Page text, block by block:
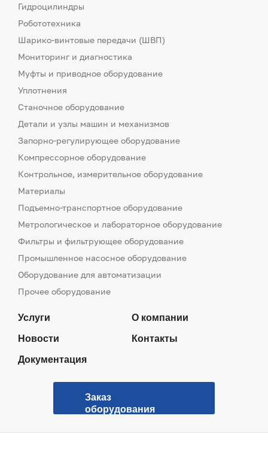
Гидроцилиндры
Робототехника
Шарико-винтовые передачи (ШВП)
Мониторинг и диагностика
Муфты и приводное оборудование
Уплотнения
Станочное оборудование
Детали и узлы машин и механизмов
Запорно-регулирующее оборудование
Компрессорное оборудование
Контрольное, измерительное оборудование
Материалы
Подъемно-транспортное оборудование
Метрологическое и лабораторное оборудование
Фильтры и фильтрующее оборудование
Промышленное насосное оборудование
Оборудование для автоматизации
Прочее оборудование
Услуги О компании
Новости Контакты
Документация
Заказ
оборудования